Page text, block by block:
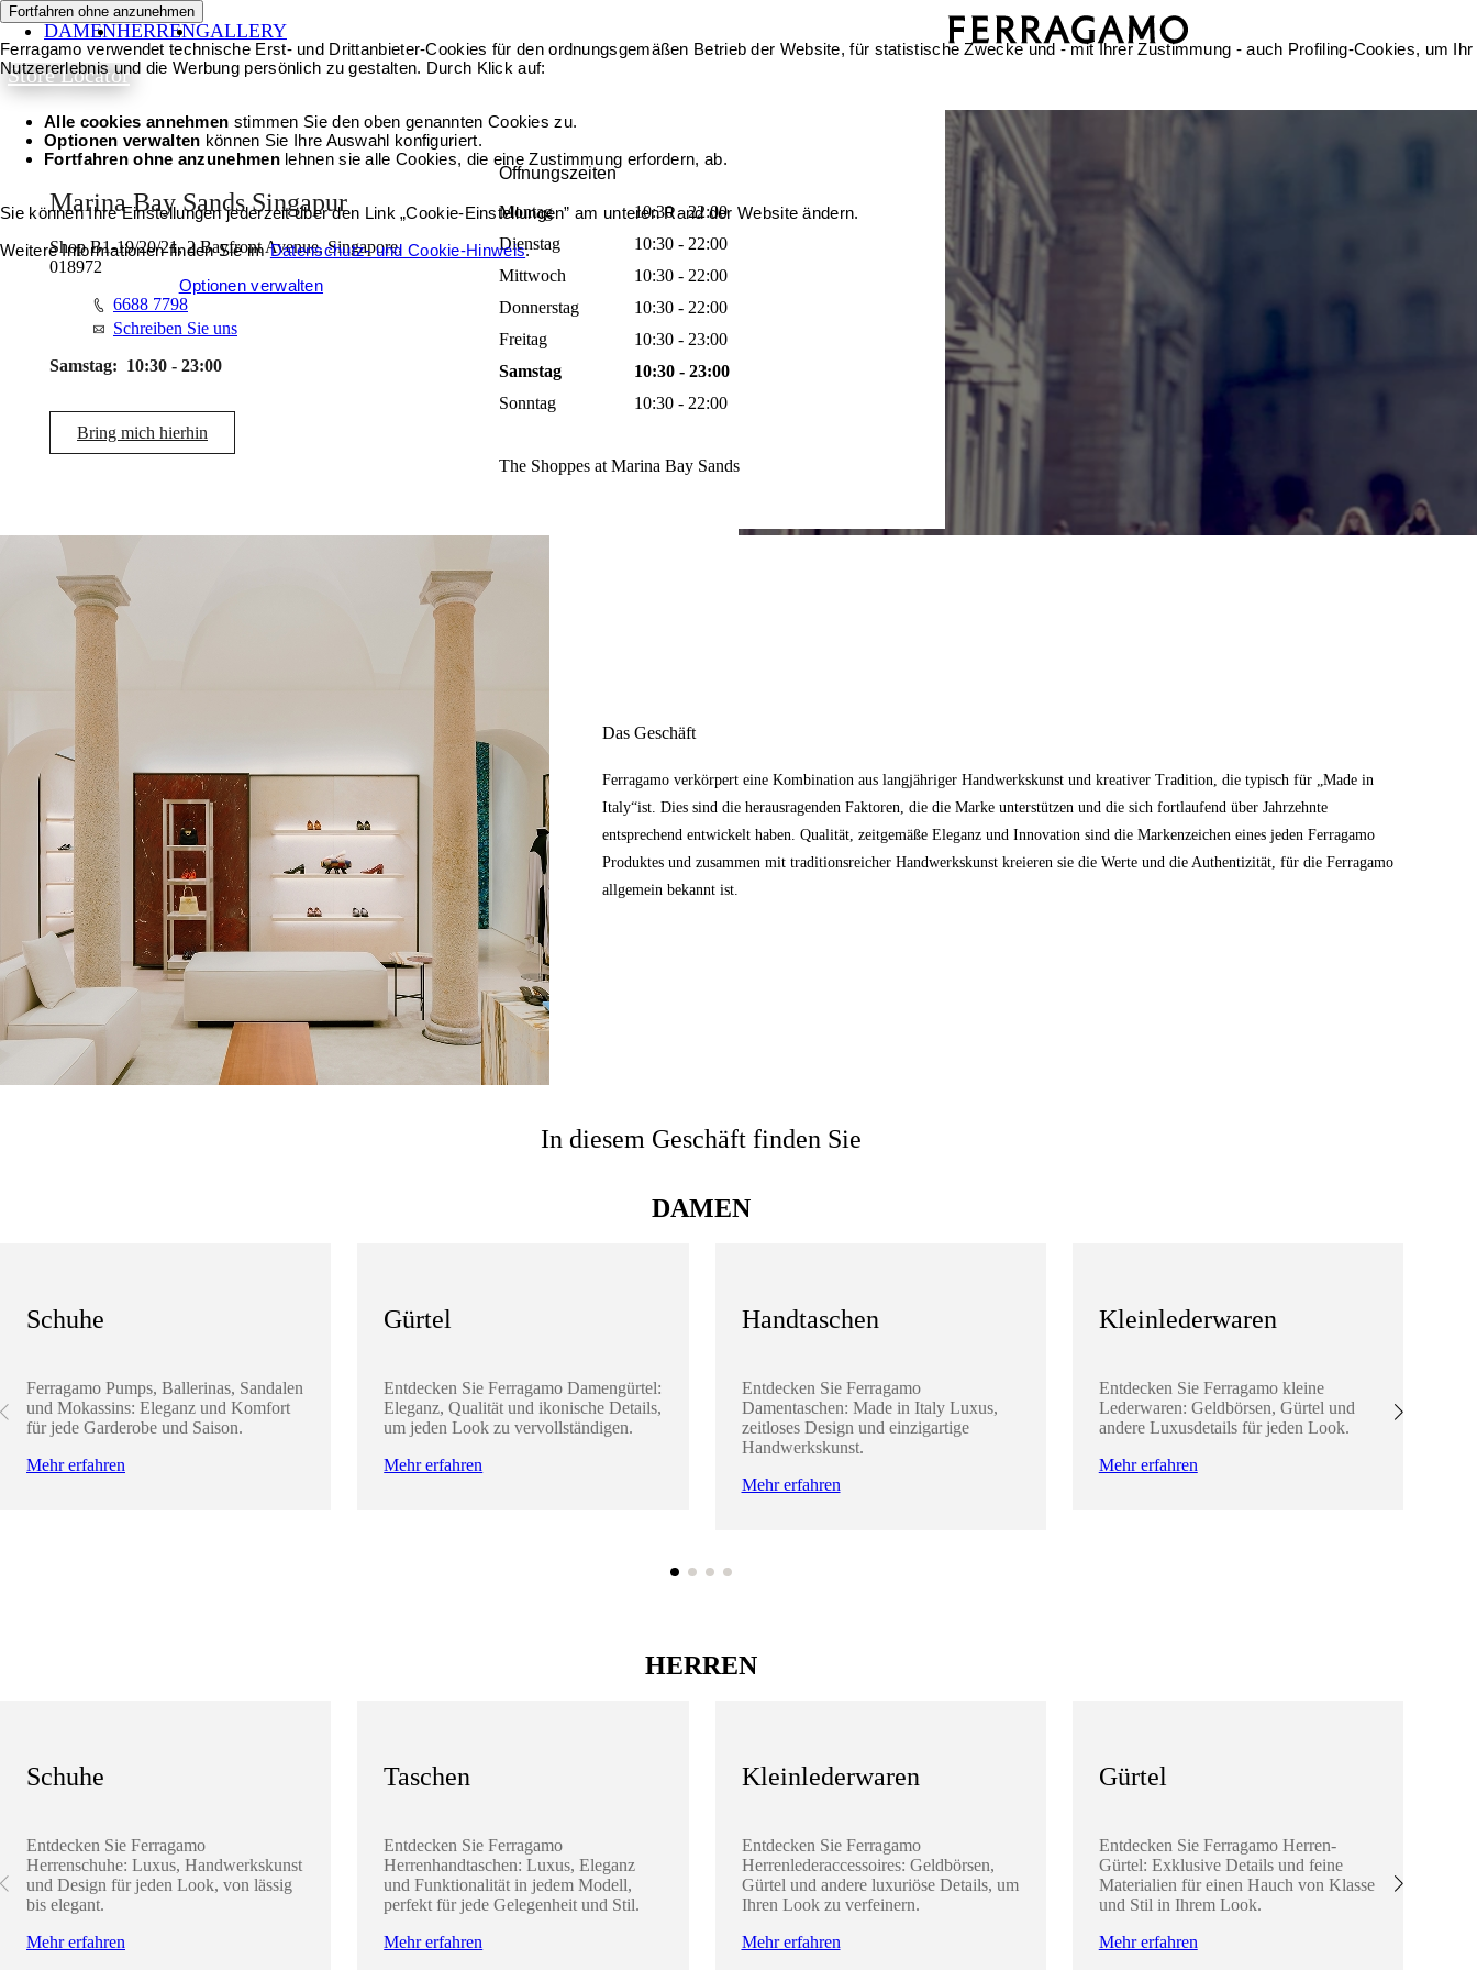
DAMENHERRENGALLERY
Store Locator
Marina Bay Sands Singapur
Shop B1-19/20/21, 2 Bayfront Avenue, Singapore,
018972
6688 7798
Schreiben Sie uns
Samstag: 10:30 - 23:00
Bring mich hierhin
Öffnungszeiten
Montag
10:30 - 22:00
Dienstag
10:30 - 22:00
Mittwoch
10:30 - 22:00
Donnerstag
10:30 - 22:00
Freitag
10:30 - 23:00
Samstag
10:30 - 23:00
Sonntag
10:30 - 22:00
The Shoppes at Marina Bay Sands
Das Geschäft
Ferragamo verkörpert eine Kombination aus langjähriger Handwerkskunst und kreativer Tradition, die typisch für „Made in
Italy“ist. Dies sind die herausragenden Faktoren, die die Marke unterstützen und die sich fortlaufend über Jahrzehnte
entsprechend entwickelt haben. Qualität, zeitgemäße Eleganz und Innovation sind die Markenzeichen eines jeden Ferragamo
Produktes und zusammen mit traditionsreicher Handwerkskunst kreieren sie die Werte und die Authentizität, für die Ferragamo
allgemein bekannt ist.
In diesem Geschäft finden Sie
DAMEN
Schuhe
Ferragamo Pumps, Ballerinas, Sandalen
und Mokassins: Eleganz und Komfort
für jede Garderobe und Saison.
Mehr erfahren
Gürtel
Entdecken Sie Ferragamo Damengürtel:
Eleganz, Qualität und ikonische Details,
um jeden Look zu vervollständigen.
Mehr erfahren
Handtaschen
Entdecken Sie Ferragamo
Damentaschen: Made in Italy Luxus,
zeitloses Design und einzigartige
Handwerkskunst.
Mehr erfahren
Kleinlederwaren
Entdecken Sie Ferragamo kleine
Lederwaren: Geldbörsen, Gürtel und
andere Luxusdetails für jeden Look.
Mehr erfahren
HERREN
Schuhe
Entdecken Sie Ferragamo
Herrenschuhe: Luxus, Handwerkskunst
und Design für jeden Look, von lässig
bis elegant.
Mehr erfahren
Taschen
Entdecken Sie Ferragamo
Herrenhandtaschen: Luxus, Eleganz
und Funktionalität in jedem Modell,
perfekt für jede Gelegenheit und Stil.
Mehr erfahren
Kleinlederwaren
Entdecken Sie Ferragamo
Herrenlederaccessoires: Geldbörsen,
Gürtel und andere luxuriöse Details, um
Ihren Look zu verfeinern.
Mehr erfahren
Gürtel
Entdecken Sie Ferragamo Herren-
Gürtel: Exklusive Details und feine
Materialien für einen Hauch von Klasse
und Stil in Ihrem Look.
Mehr erfahren
Fortfahren ohne anzunehmen
Ferragamo verwendet technische Erst- und Drittanbieter-Cookies für den ordnungsgemäßen Betrieb der Website, für statistische Zwecke und - mit Ihrer Zustimmung - auch Profiling-Cookies, um Ihr
Nutzererlebnis und die Werbung persönlich zu gestalten. Durch Klick auf:
Alle cookies annehmen stimmen Sie den oben genannten Cookies zu.
Optionen verwalten können Sie Ihre Auswahl konfiguriert.
Fortfahren ohne anzunehmenlehnen sie alle Cookies, die eine Zustimmung erfordern, ab.
Sie können Ihre Einstellungen jederzeit über den Link „Cookie-Einstellungen” am unteren Rand der Website ändern.
Weitere Informationen finden Sie imDatenschutz- und Cookie-Hinweis.
Optionen verwalten